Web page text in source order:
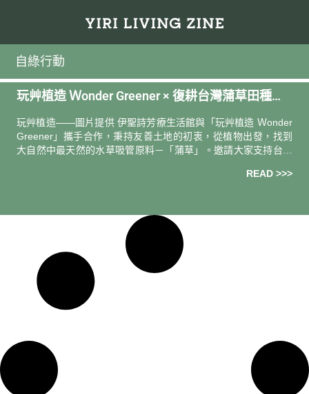
自綠行動
玩艸植造 Ｗonder Greener × 復耕台灣蒲草田種植
玩艸植造――圖片提供 伊聖詩芳療生活館與「玩艸植造 Ｗonder
Greener」攜手合作，秉持友善土地的初衷，從植物出發，找到
大自然中最天然的水草吸管原料－「蒲草」。邀請大家支持台灣
READ >>>